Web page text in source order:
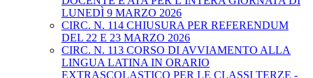
LUNEDÌ 9 MARZO 2026
CIRC. N. 114 CHIUSURA PER REFERENDUM
DEL 22 E 23 MARZO 2026
CIRC. N. 113 CORSO DI AVVIAMENTO ALLA
LINGUA LATINA IN ORARIO
EXTRASCOLASTICO PER LE CLASSI TERZE -